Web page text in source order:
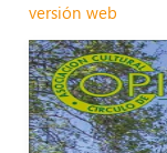
versión web